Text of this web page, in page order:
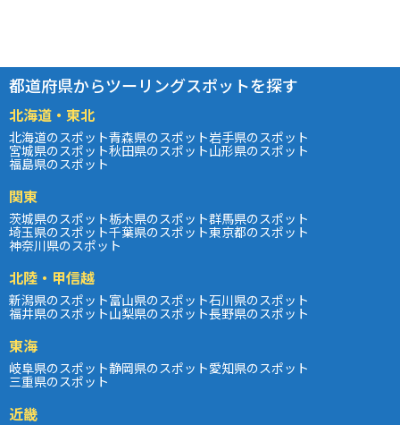
都道府県からツーリングスポットを探す
北海道・東北
北海道のスポット青森県のスポット岩手県のスポット
宮城県のスポット秋田県のスポット山形県のスポット
福島県のスポット
関東
茨城県のスポット栃木県のスポット群馬県のスポット
埼玉県のスポット千葉県のスポット東京都のスポット
神奈川県のスポット
北陸・甲信越
新潟県のスポット富山県のスポット石川県のスポット
福井県のスポット山梨県のスポット長野県のスポット
東海
岐阜県のスポット静岡県のスポット愛知県のスポット
三重県のスポット
近畿